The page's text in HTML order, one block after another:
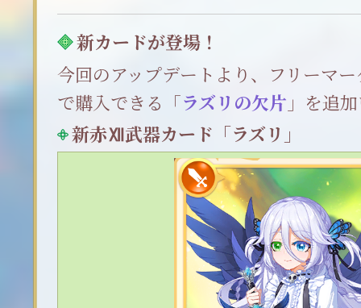
新カードが登場！
今回のアップデートより、フリーマ
で購入できる「ラズリの欠片 」を追
新赤Ⅻ武器カード「ラズリ」